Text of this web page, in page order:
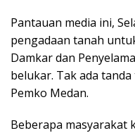
Pantauan media ini,
pengadaan tanah
Damkar dan
belukar. Tak ada
Pemko Medan.
Beberapa masyarakat